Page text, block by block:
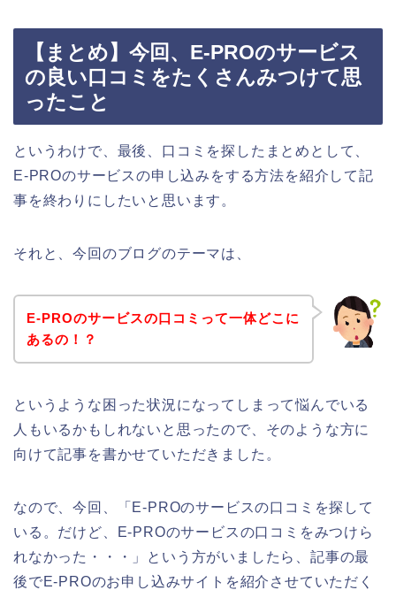
【まとめ】今回、E-PROのサービス
の良い口コミをたくさんみつけて思
ったこと
というわけで、最後、口コミを探したまとめとして、
E-PROのサービスの申し込みをする方法を紹介して記
事を終わりにしたいと思います。
それと、今回のブログのテーマは、
E-PROのサービスの口コミって一体どこに
あるの！？
というような困った状況になってしまって悩んでいる
人もいるかもしれないと思ったので、そのような方に
向けて記事を書かせていただきました。
なので、今回、「E-PROのサービスの口コミを探して
いる。だけど、E-PROのサービスの口コミをみつけら
れなかった・・・」という方がいましたら、記事の最
後でE-PROのお申し込みサイトを紹介させていただく